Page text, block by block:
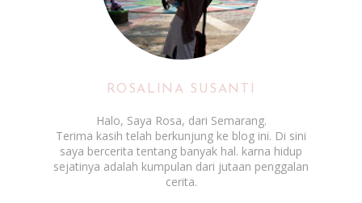
ROSALINA SUSANTI
Halo, Saya Rosa, dari Semarang.
Terima kasih telah berkunjung ke blog ini. Di sini
saya bercerita tentang banyak hal. karna hidup
sejatinya adalah kumpulan dari jutaan penggalan
cerita.